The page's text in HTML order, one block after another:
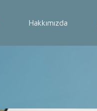
Hakkımızda